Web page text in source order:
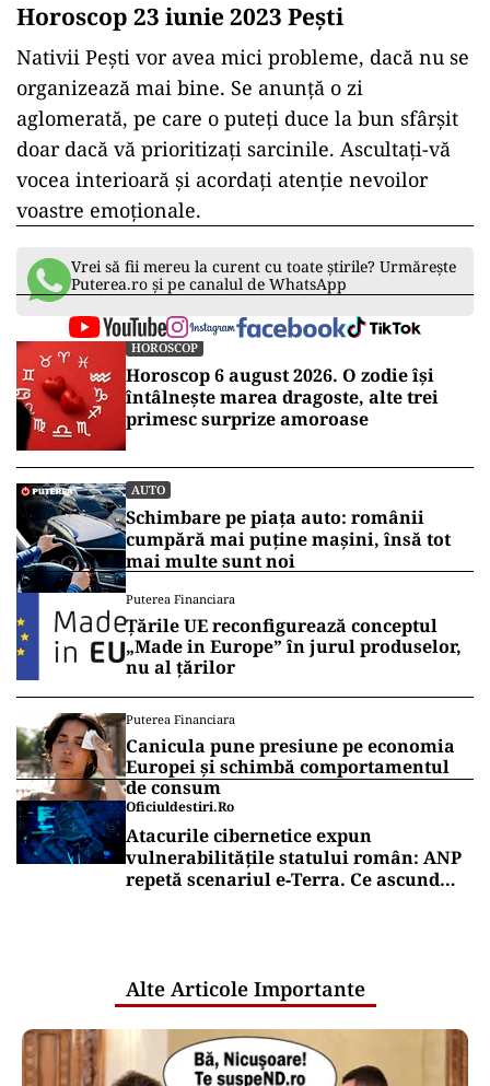
Horoscop 23 iunie 2023 Peşti
Nativii Pești vor avea mici probleme, dacă nu se
organizează mai bine. Se anunță o zi
aglomerată, pe care o puteți duce la bun sfârșit
doar dacă vă prioritizați sarcinile. Ascultați-vă
vocea interioară și acordați atenție nevoilor
voastre emoționale.
Vrei să fii mereu la curent cu toate știrile? Urmărește
Puterea.ro și pe canalul de WhatsApp
HOROSCOP
Horoscop 6 august 2026. O zodie își
întâlnește marea dragoste, alte trei
primesc surprize amoroase
AUTO
Schimbare pe piața auto: românii
cumpără mai puține mașini, însă tot
mai multe sunt noi
Puterea Financiara
Țările UE reconfigurează conceptul
„Made in Europe” în jurul produselor,
nu al țărilor
Puterea Financiara
Canicula pune presiune pe economia
Europei și schimbă comportamentul
de consum
Oficiuldestiri.ro
Atacurile cibernetice expun
vulnerabilitățile statului român: ANP
repetă scenariul e‑Terra. Ce ascund
Alte Articole Importante